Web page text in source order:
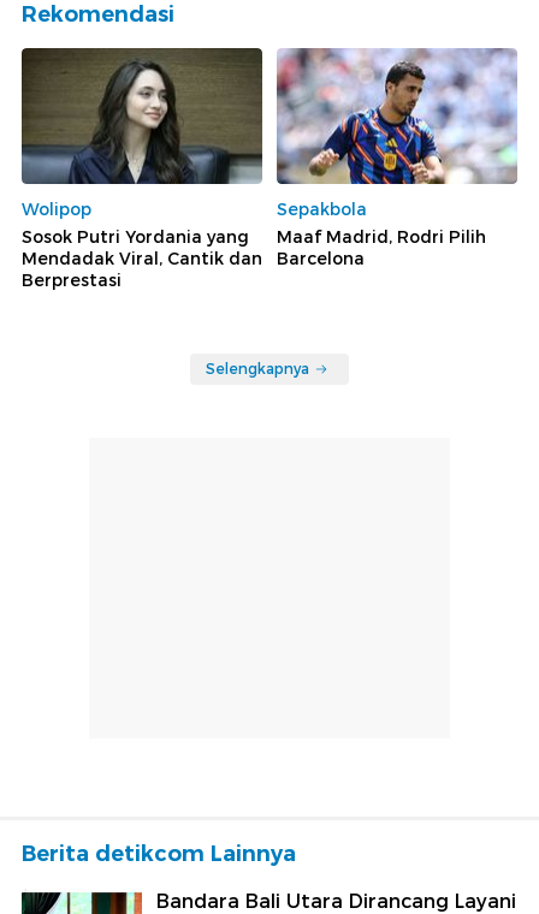
Rekomendasi
Wolipop
Sosok Putri Yordania yang
Mendadak Viral, Cantik dan
Berprestasi
Sepakbola
Maaf Madrid, Rodri Pilih
Barcelona
Selengkapnya
Berita detikcom Lainnya
Bandara Bali Utara Dirancang Layani